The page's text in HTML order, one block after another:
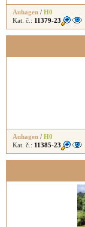
Auhagen / H0
Kat. č.: 11379-23
Auhagen / H0
Kat. č.: 11385-23